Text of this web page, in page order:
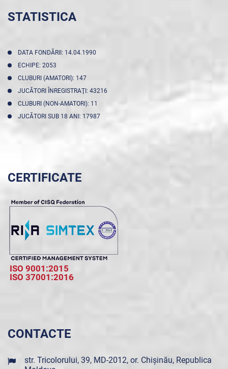
STATISTICA
DATA FONDĂRII: 14.04.1990
ECHIPE: 2053
CLUBURI (AMATORI): 147
JUCĂTORI ÎNREGISTRAŢI: 43216
CLUBURI (NON-AMATORI): 11
JUCĂTORI SUB 18 ANI: 17987
CERTIFICATE
ISO 9001:2015
ISO 37001:2016
CONTACTE
str. Tricolorului, 39, MD-2012, or. Chișinău, Republica